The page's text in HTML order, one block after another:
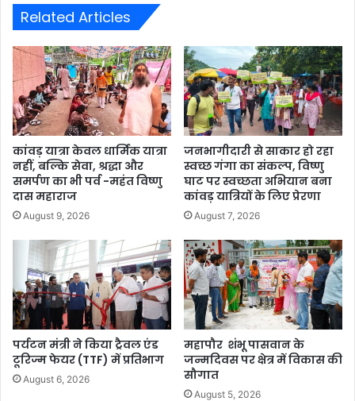
Related Articles
कांवड़ यात्रा केवल धार्मिक यात्रा
नहीं, बल्कि सेवा, श्रद्धा और
समर्पण का भी पर्व -महंत विष्णु
दास महाराज
August 9, 2026
जनभागीदारी से साकार हो रहा
स्वच्छ गंगा का संकल्प, विष्णु
घाट पर स्वच्छता अभियान बना
कांवड़ यात्रियों के लिए प्रेरणा
August 7, 2026
पर्यटन मंत्री ने किया ट्रैवल एंड
टूरिज्म फेयर (TTF) में प्रतिभाग
August 6, 2026
महापौर शंभू पासवान के
जन्मदिवस पर क्षेत्र में विकास की
सौगात
August 5, 2026